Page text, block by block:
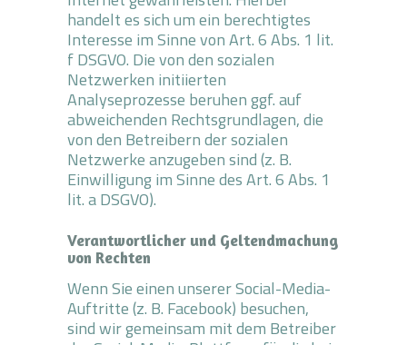
handelt es sich um ein berechtigtes
Interesse im Sinne von Art. 6 Abs. 1 lit.
f DSGVO. Die von den sozialen
Netzwerken initiierten
Analyseprozesse beruhen ggf. auf
abweichenden Rechtsgrundlagen, die
von den Betreibern der sozialen
Netzwerke anzugeben sind (z. B.
Einwilligung im Sinne des Art. 6 Abs. 1
lit. a DSGVO).
Verantwortlicher und Geltendmachung
von Rechten
Wenn Sie einen unserer Social-Media-
Auftritte (z. B. Facebook) besuchen,
sind wir gemeinsam mit dem Betreiber